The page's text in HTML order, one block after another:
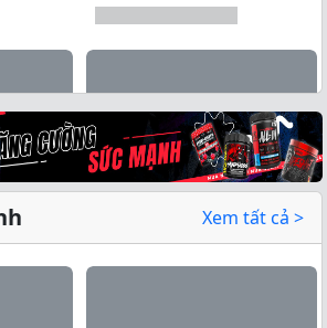
Xem tất cả →
Xem tất cả >